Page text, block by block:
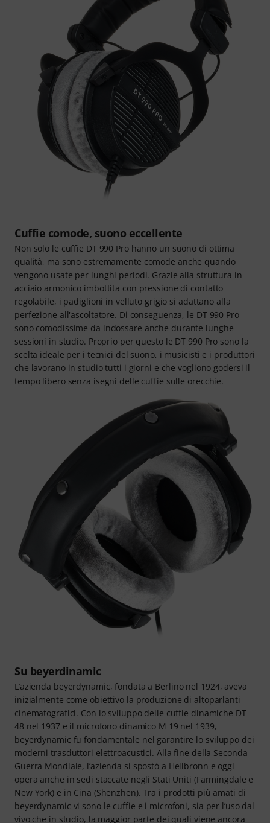
Cuffie comode, suono eccellente
Non solo le cuffie DT 990 Pro hanno un suono di ottima
qualità, ma sono estremamente comode anche quando
vengono usate per lunghi periodi. Grazie alla struttura in
acciaio armonico imbottita con pressione di contatto
regolabile, i padiglioni in velluto grigio si adattano alla
perfezione all'ascoltatore. Di conseguenza, le DT 990 Pro
sono comodissime da indossare anche durante lunghe
sessioni in studio. Proprio per questo le DT 990 Pro sono la
scelta ideale per i tecnici del suono, i musicisti e i produttori
che lavorano in studio tutti i giorni e che vogliono godersi il
tempo libero senza isegni delle cuffie sulle orecchie.
Su beyerdinamic
L’azienda beyerdynamic, fondata a Berlino nel 1924, aveva
inizialmente come obiettivo la produzione di altoparlanti
cinematografici. Con lo sviluppo delle cuffie dinamiche DT
48 nel 1937 e il microfono dinamico M 19 nel 1939,
beyerdynamic fu fondamentale nel garantire lo sviluppo dei
moderni trasduttori elettroacustici. Alla fine della Seconda
Guerra Mondiale, l’azienda si spostò a Heilbronn e oggi
opera anche in sedi staccate negli Stati Uniti (Farmingdale e
New York) e in Cina (Shenzhen). Tra i prodotti più amati di
beyerdynamic vi sono le cuffie e i microfoni, sia per l’uso dal
vivo che in studio, la maggior parte dei quali viene ancora